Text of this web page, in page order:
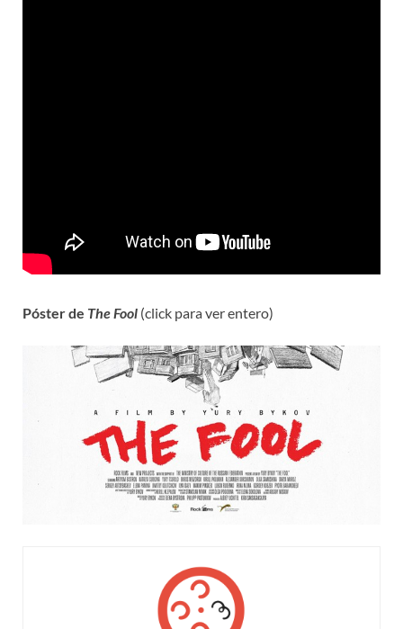
Póster de The Fool (click para ver entero)